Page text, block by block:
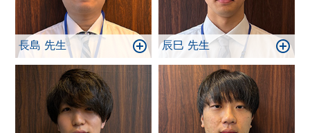
長島 先生 辰巳 先生